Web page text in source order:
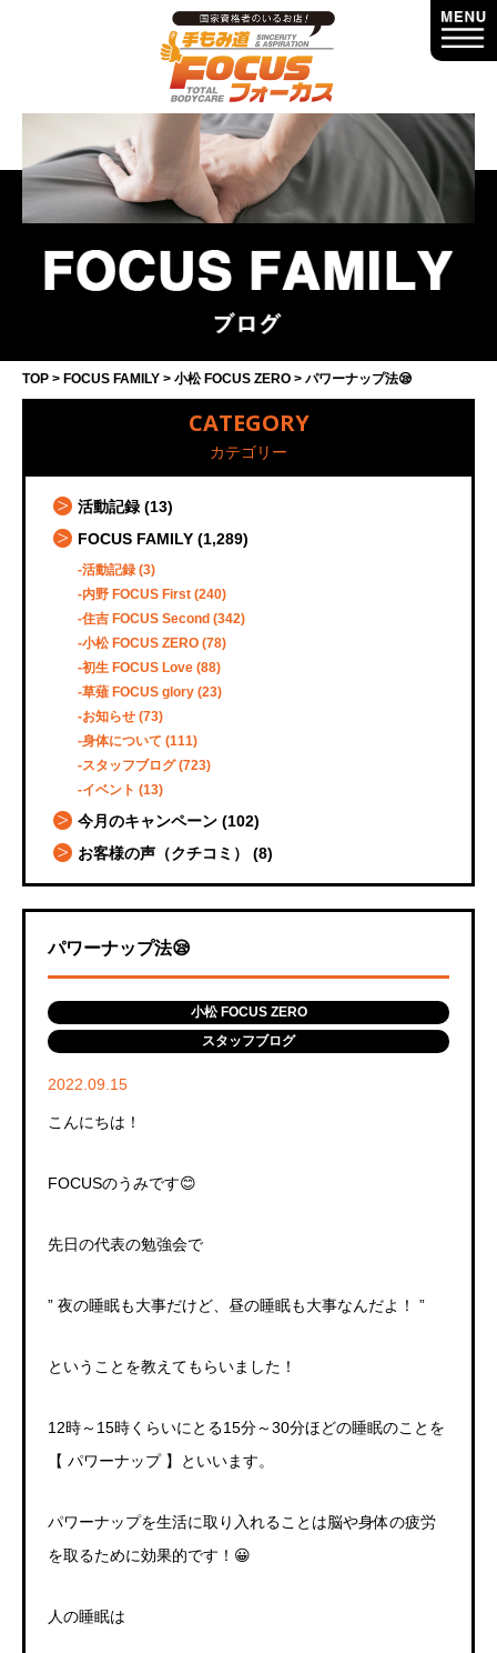
TOP FOCUS FAMILY 小松 FOCUS ZERO パワーナップ法😪
CATEGORY
カテゴリー
活動記録 (13)
FOCUS FAMILY (1,289)
活動記録 (3)
内野 FOCUS First (240)
住吉 FOCUS Second (342)
小松 FOCUS ZERO (78)
初生 FOCUS Love (88)
草薙 FOCUS glory (23)
お知らせ (73)
身体について (111)
スタッフブログ(723)
イベント (13)
今月のキャンペーン (102)
お客様の声（クチコミ）
(8)
パワーナップ法😪
小松 FOCUS ZERO
スタッフブログ
2022.09.15
こんにちは！
FOCUSのうみです😊
先日の代表の勉強会で
” 夜の睡眠も大事だけど、昼の睡眠も大事なんだよ！ ”
ということを教えてもらいました！
12時～ 15時くらいにとる15分～30分ほどの睡眠のことを
【 パワーナップ 】といいます。
パワーナップを生活に取り入れることは脳や身体の疲労
を取るために効果的です！ 😀
人の睡眠は